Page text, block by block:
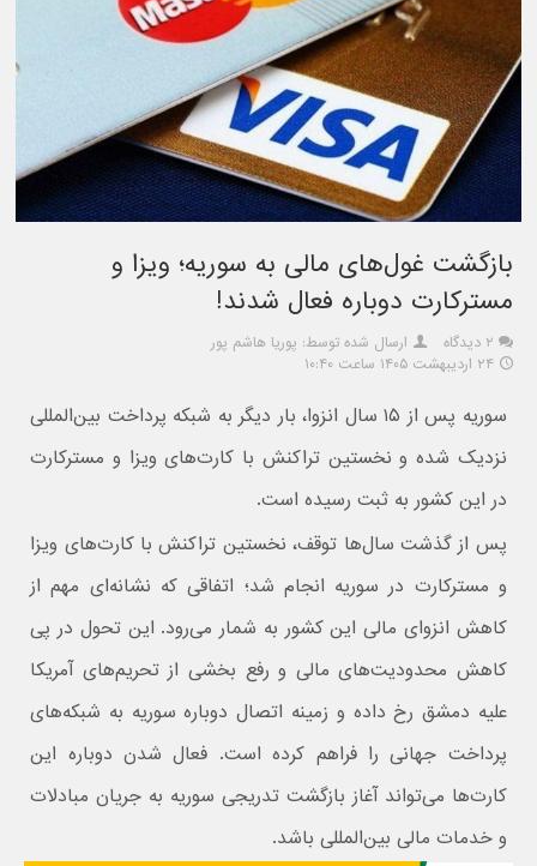
بازگشت غول‌های مالی به سوریه؛ ویزا و
مسترکارت دوباره فعال شدند!
۲ دیدگاه
ارسال شده توسط: پوریا هاشم پور
۲۴ اردیبهشت ۱۴۰۵ ساعت ۱۰:۴۰
سوریه پس از ۱۵ سال انزوا، بار دیگر به شبکه پرداخت بین‌المللی
نزدیک شده و نخستین تراکنش با کارت‌های ویزا و مسترکارت
در این کشور به ثبت رسیده است.
پس از گذشت سا‌ل‌ها توقف، نخستین تراکنش با کارت‌های ویزا
و مسترکارت در سوریه انجام شد؛ اتفاقی که نشانه‌ای مهم از
کاهش انزوای مالی این کشور به شمار می‌رود. این تحول در پی
کاهش محدودیت‌های مالی و رفع بخشی از تحریم‌های آمریکا
علیه دمشق رخ داده و زمینه اتصال دوباره سوریه به شبکه‌های
پرداخت جهانی را فراهم کرده است. فعال شدن دوباره این
کارت‌ها می‌تواند آغاز بازگشت تدریجی سوریه به جریان مبادلات
و خدمات مالی بین‌المللی باشد.